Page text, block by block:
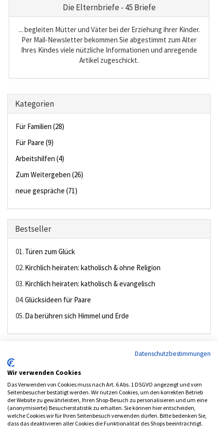
Die Elternbriefe - 45 Briefe
... begleiten Mütter und Väter bei der Erziehung ihrer Kinder.
Per Mail-Newsletter bekommen Sie abgestimmt zum Alter
Ihres Kindes viele nützliche Informationen und anregende
Artikel zugeschickt.
Kategorien
Für Familien (28)
Für Paare (9)
Arbeitshilfen (4)
Zum Weitergeben (26)
neue gespräche (71)
Bestseller
01. Türen zum Glück
02. Kirchlich heiraten: katholisch & ohne Religion
03. Kirchlich heiraten: katholisch & evangelisch
04.Glücksideen für Paare
05. Da berühren sich Himmel und Erde
DVD Gelungene Kommunikation 3
10.00 €
inkl. MwSt. (7.00%)
Datenschutzbestimmungen
Wir verwenden Cookies
Das Verwenden von Cookies muss nach Art. 6 Abs. 1 DSGVO angezeigt und vom
Seitenbesucher bestätigt werden. Wir nutzen Cookies, um den korrekten Betrieb
der Website zu gewährleisten, Ihren Shop-Besuch zu personalisieren und um eine
(anonymisierte) Besucherstatistik zu erhalten. Sie können hier entscheiden,
welche Cookies wir für Ihren Seitenbesuch verwenden dürfen. Bitte bedenken Sie,
dass das deaktivieren aller Cookies die Funktionalität des Shops beeinträchtigt.